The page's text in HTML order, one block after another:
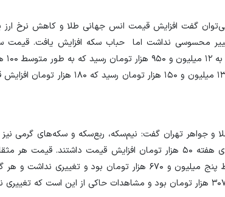
گفت افزایش قیمت انس جهانی طلا و کاهش نرخ ارز
محسوسی نداشت اما حباب سکه افزایش یافت. قیمت
و سکه طرح جدید به ۱۳ میلیون و ۱۵۰ هزار
و جواهر تهران گفت: نیم‌سکه، ربع‌سکه و سکه‌های گرمی
گذشته نسبت به ابتدای هفته ۵۰ هزار تومان افزایش قیمت داشتند.